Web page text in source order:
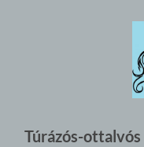
Túrázós-